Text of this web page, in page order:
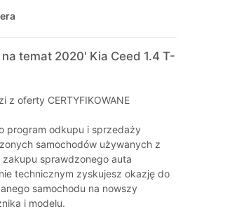
temat 2020' Kia Ceed 1.4 T-
z oferty CERTYFIKOWANE
program odkupu i sprzedaży
samochodów używanych z
sprawdzonego auta
technicznym zyskujesz okazję do
samochodu na nowszy
i modelu.